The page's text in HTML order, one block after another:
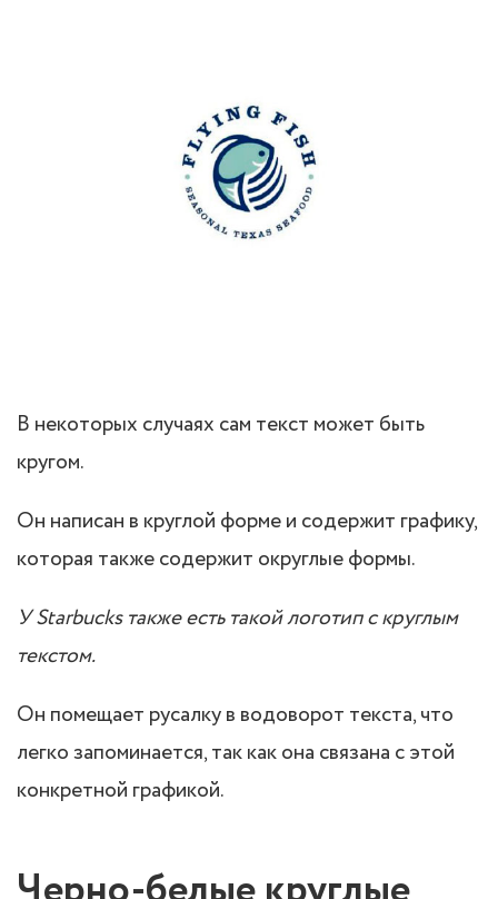
В некоторых случаях сам текст может быть
кругом.
Он написан в круглой форме и содержит графику,
которая также содержит округлые формы.
У Starbucks также есть такой логотип с круглым
текстом.
Он помещает русалку в водоворот текста, что
легко запоминается, так как она связана с этой
конкретной графикой.